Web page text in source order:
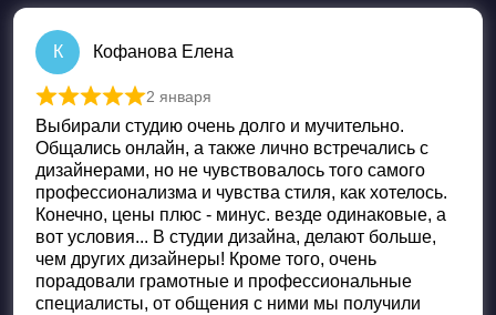
К Кофанова Елена
Оценка из 5
2 января
Выбирали студию очень долго и мучительно.
Общались онлайн, а также лично встречались с
дизайнерами, но не чувствовалось того самого
профессионализма и чувства стиля, как хотелось.
Конечно, цены плюс - минус. везде одинаковые, а
вот условия... В студии дизайна, делают больше,
чем других дизайнеры! Кроме того, очень
порадовали грамотные и профессиональные
специалисты, от общения с ними мы получили